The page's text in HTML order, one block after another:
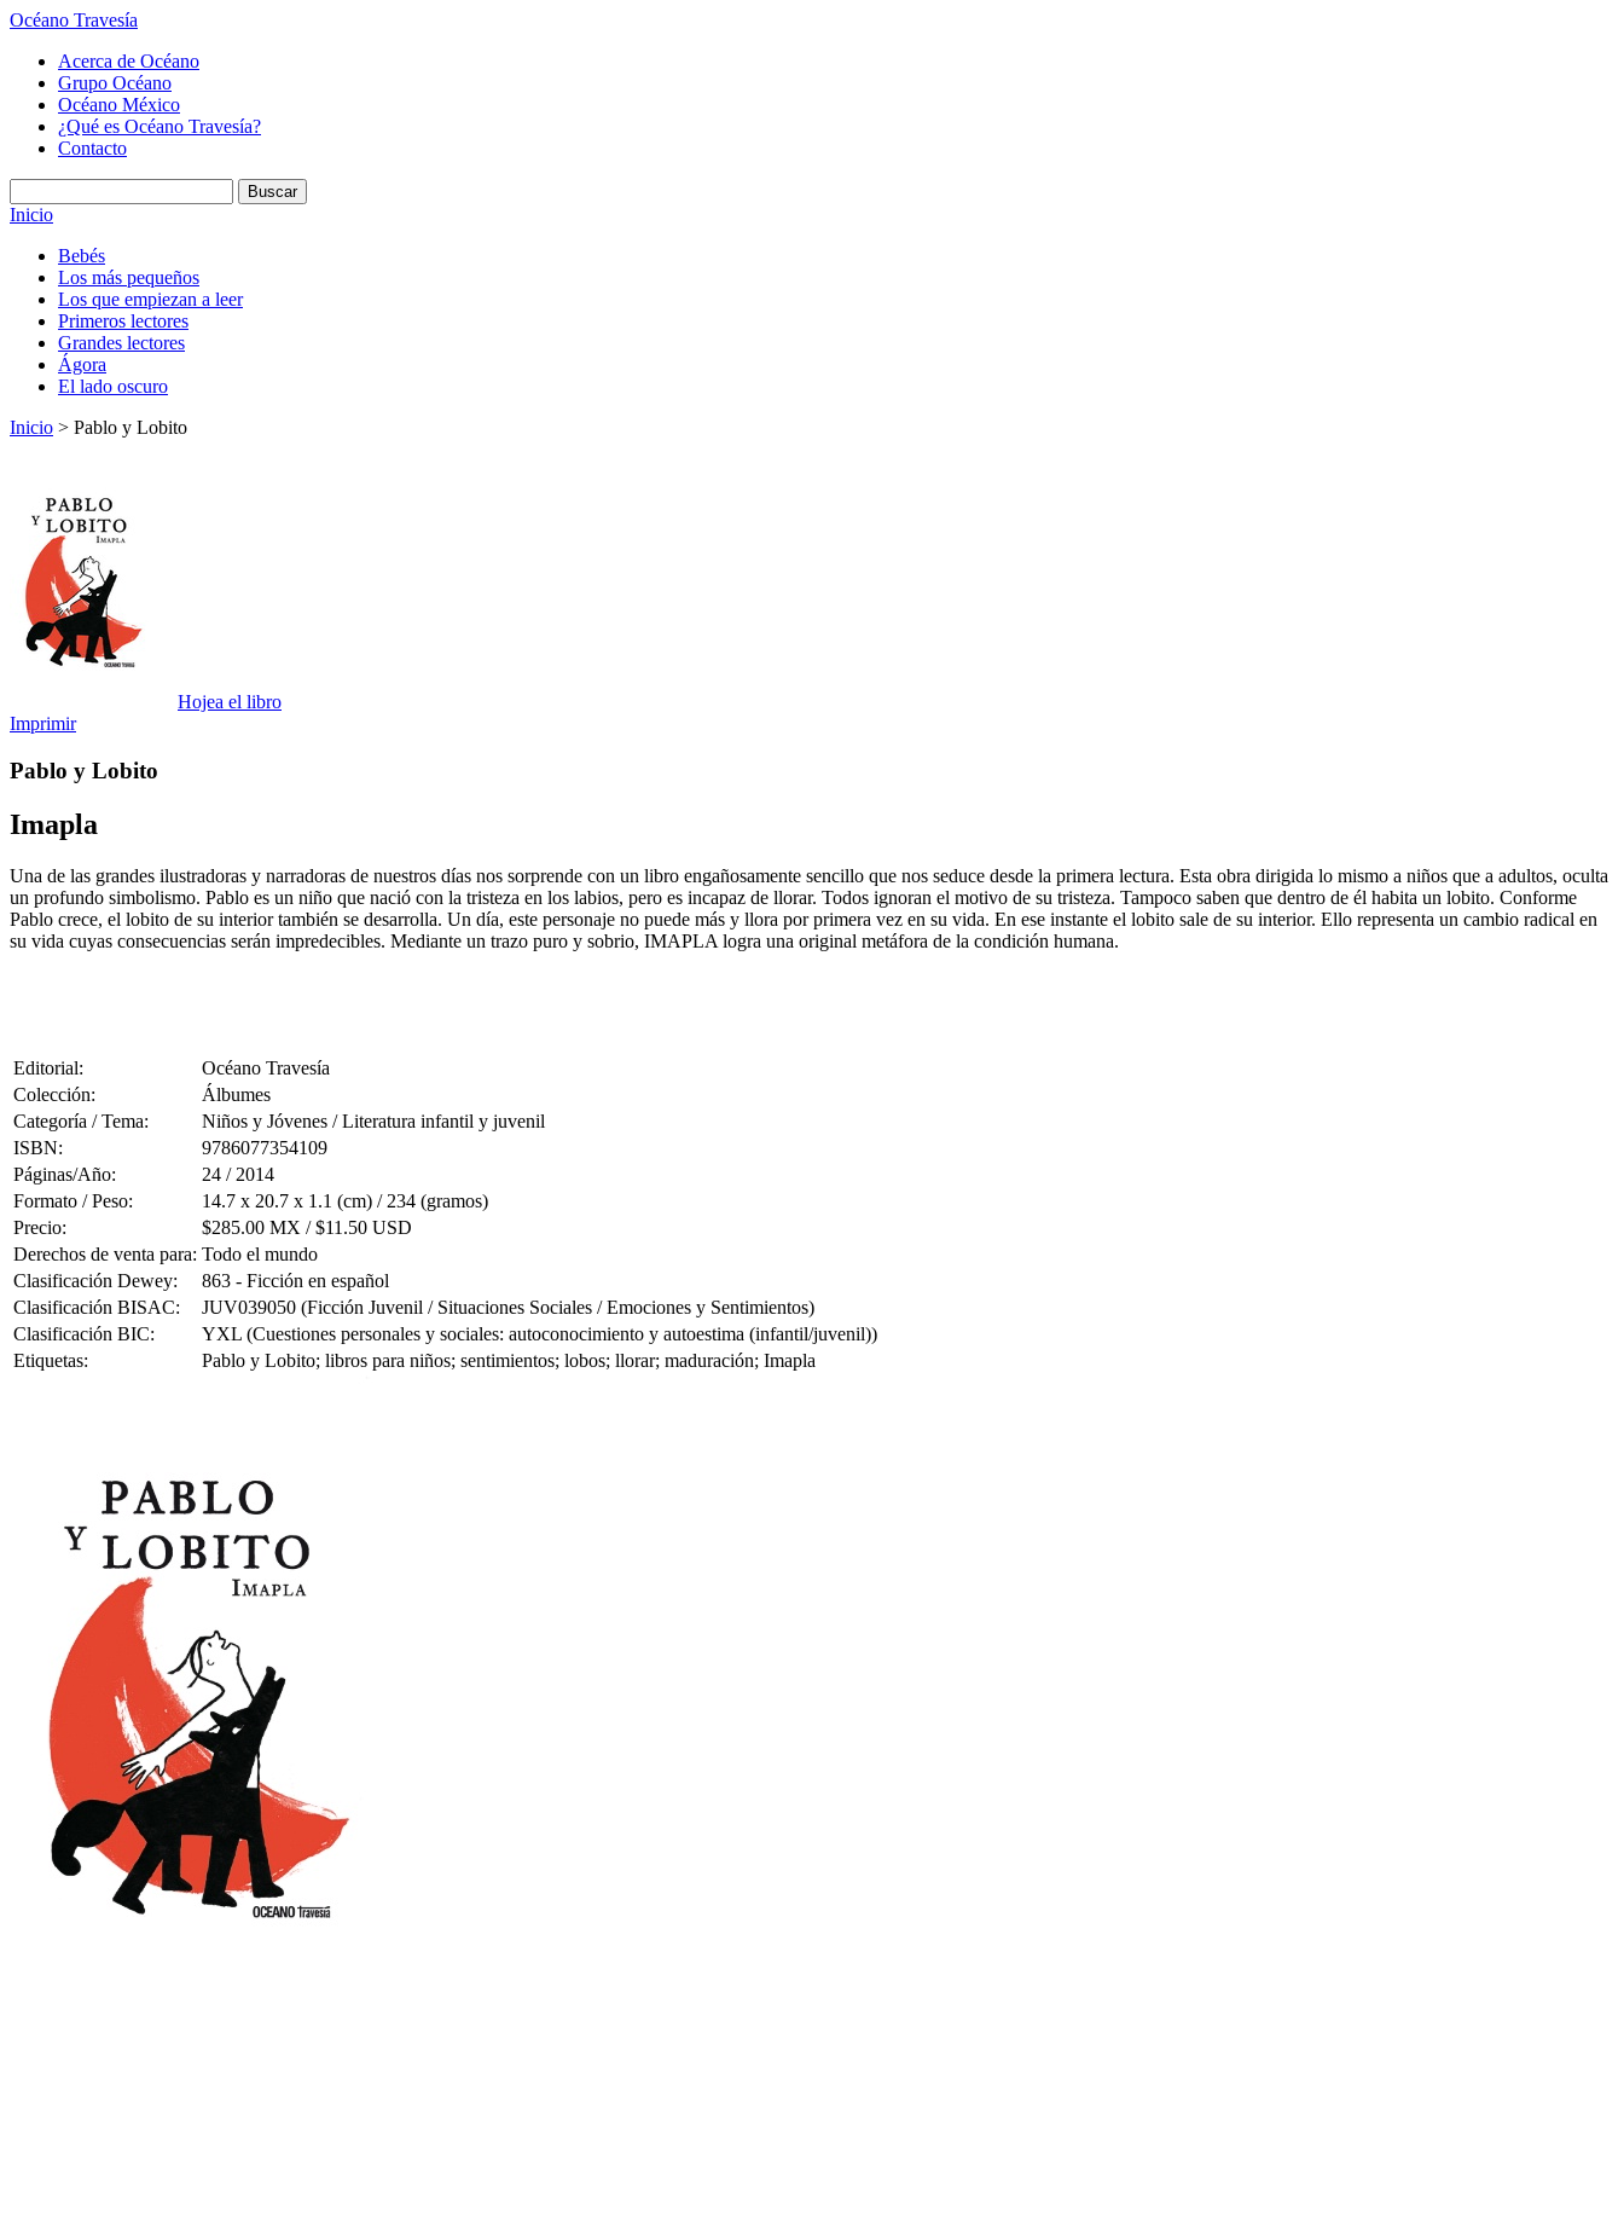
Océano Travesía
Acerca de Océano
Grupo Océano
Océano México
¿Qué es Océano Travesía?
Contacto
Inicio
Bebés
Los más pequeños
Los que empiezan a leer
Primeros lectores
Grandes lectores
Ágora
El lado oscuro
Inicio > Pablo y Lobito
Hojea el libro
Imprimir
Pablo y Lobito
Imapla
Una de las grandes ilustradoras y narradoras de nuestros días nos sorprende con un libro engañosamente sencillo que nos seduce desde la primera lectura. Esta obra dirigida lo mismo a niños que a adultos, oculta
un profundo simbolismo. Pablo es un niño que nació con la tristeza en los labios, pero es incapaz de llorar. Todos ignoran el motivo de su tristeza. Tampoco saben que dentro de él habita un lobito. Conforme
Pablo crece, el lobito de su interior también se desarrolla. Un día, este personaje no puede más y llora por primera vez en su vida. En ese instante el lobito sale de su interior. Ello representa un cambio radical en
su vida cuyas consecuencias serán impredecibles. Mediante un trazo puro y sobrio, IMAPLA logra una original metáfora de la condición humana.
Editorial:
Océano Travesía
Colección:
Álbumes
Categoría / Tema:
Niños y Jóvenes / Literatura infantil y juvenil
ISBN:
9786077354109
Páginas/Año:
24 / 2014
Formato / Peso:
14.7 x 20.7 x 1.1 (cm) / 234 (gramos)
Precio:
$285.00 MX / $11.50 USD
Derechos de venta para: Todo el mundo
Clasificación Dewey:
863 - Ficción en español
Clasificación BISAC:
JUV039050 (Ficción Juvenil / Situaciones Sociales / Emociones y Sentimientos)
Clasificación BIC:
YXL (Cuestiones personales y sociales: autoconocimiento y autoestima (infantil/juvenil))
Etiquetas:
Pablo y Lobito; libros para niños; sentimientos; lobos; llorar; maduración; Imapla